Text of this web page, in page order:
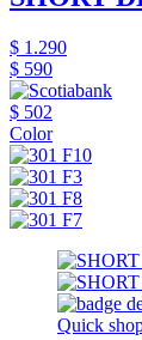
$ 1.290
$ 590
$ 502
Color
Quick